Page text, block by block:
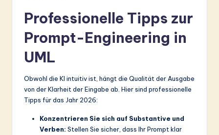
Professionelle Tipps zur
Prompt-Engineering in
UML
Obwohl die KI intuitiv ist, hängt die Qualität der Ausgabe
von der Klarheit der Eingabe ab. Hier sind professionelle
Tipps für das Jahr 2026:
Konzentrieren Sie sich auf Substantive und
Verben: Stellen Sie sicher, dass Ihr Prompt klar